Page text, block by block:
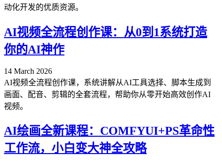
动化开发的优质资源。
AI视频全流程创作课：从0到1系统打造
你的AI神作
14 March 2026
AI视频全流程创作课，系统讲解从AI工具选择、脚本生成到
画面、配音、剪辑的全套流程，帮助你从零开始高效创作AI
视频。
AI绘画全新课程：COMFYUI+PS革命性
工作流，小白变大神全攻略